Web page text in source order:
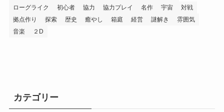
ローグライク
初心者 協力 協力プレイ 名作 宇宙
対戦
拠点作り
探索 歴史 癒やし 箱庭 経営 謎解き
雰囲気
音楽
２D
カテゴリー